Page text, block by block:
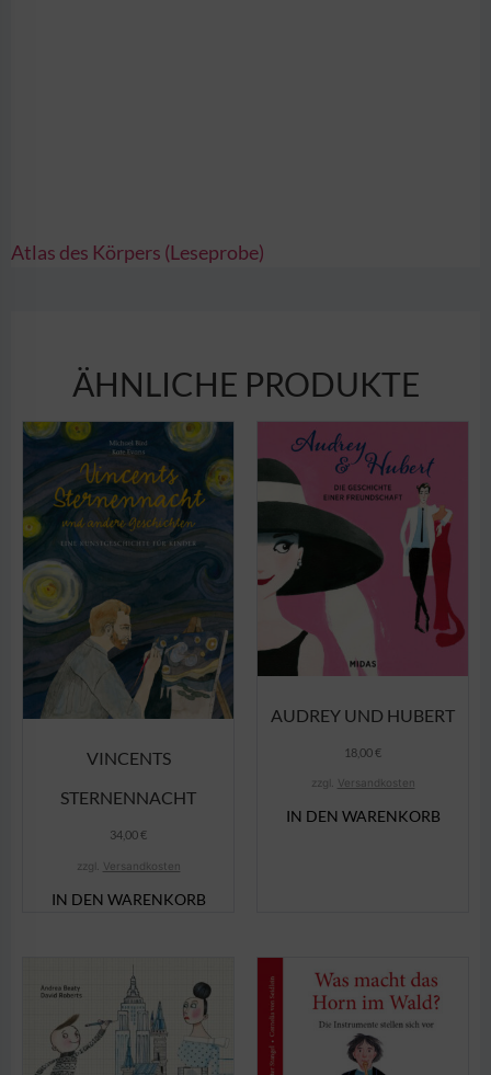
Atlas des Körpers (Leseprobe)
ÄHNLICHE PRODUKTE
VINCENTS
STERNENNACHT
34,00€
zzgl. Versandkosten
IN DEN WARENKORB
AUDREY UND HUBERT
18,00€
zzgl. Versandkosten
IN DEN WARENKORB